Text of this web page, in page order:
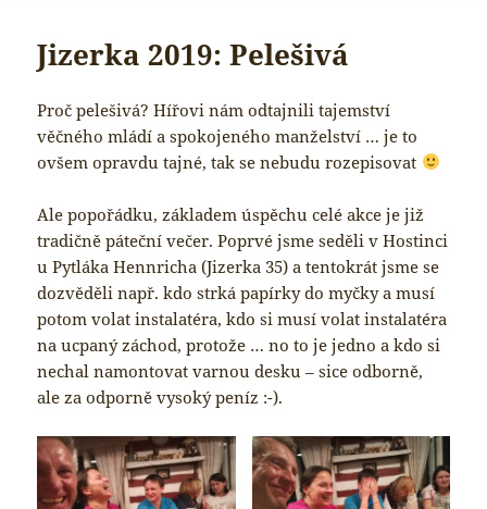
Jizerka 2019: Pelešivá
Proč pelešivá? Hířovi nám odtajnili tajemství
věčného mládí a spokojeného manželství … je to
ovšem opravdu tajné, tak se nebudu rozepisovat
Ale popořádku, základem úspěchu celé akce je již
tradičně páteční večer. Poprvé jsme seděli v Hostinci
u Pytláka Hennricha (Jizerka 35) a tentokrát jsme se
dozvěděli např. kdo strká papírky do myčky a musí
potom volat instalatéra, kdo si musí volat instalatéra
na ucpaný záchod, protože … no to je jedno a kdo si
nechal namontovat varnou desku – sice odborně,
ale za odporně vysoký peníz :-).